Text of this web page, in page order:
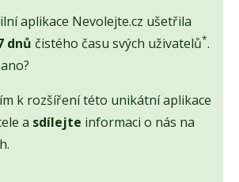
aplikace Nevolejte.cz ušetřila
dnů čistého času svých uživatelů*.
k rozšíření této unikátní aplikace
a sdílejte informaci o nás na